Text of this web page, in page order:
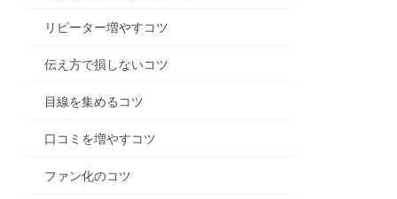
リピーター増やすコツ
伝え方で損しないコツ
目線を集めるコツ
口コミを増やすコツ
ファン化のコツ